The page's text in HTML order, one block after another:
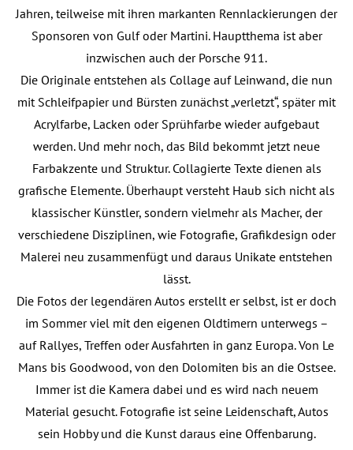
Jahren, teilweise mit ihren markanten Rennlackierungen der
Sponsoren von Gulf oder Martini. Hauptthema ist aber
inzwischen auch der Porsche 911.
Die Originale entstehen als Collage auf Leinwand, die nun
mit Schleifpapier und Bürsten zunächst „verletzt“, später mit
Acrylfarbe, Lacken oder Sprühfarbe wieder aufgebaut
werden. Und mehr noch, das Bild bekommt jetzt neue
Farbakzente und Struktur. Collagierte Texte dienen als
grafische Elemente. Überhaupt versteht Haub sich nicht als
klassischer Künstler, sondern vielmehr als Macher, der
verschiedene Disziplinen, wie Fotografie, Grafikdesign oder
Malerei neu zusammenfügt und daraus Unikate entstehen
lässt.
Die Fotos der legendären Autos erstellt er selbst, ist er doch
im Sommer viel mit den eigenen Oldtimern unterwegs –
auf Rallyes, Treffen oder Ausfahrten in ganz Europa. Von Le
Mans bis Goodwood, von den Dolomiten bis an die Ostsee.
Immer ist die Kamera dabei und es wird nach neuem
Material gesucht. Fotografie ist seine Leidenschaft, Autos
sein Hobby und die Kunst daraus eine Offenbarung.